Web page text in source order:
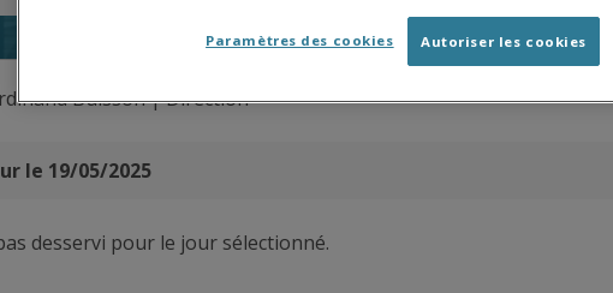
Buisson |Direction
le 19/05/2025
desservi pour le jour sélectionné.
Autoriser les cookies
Paramètres des cookies